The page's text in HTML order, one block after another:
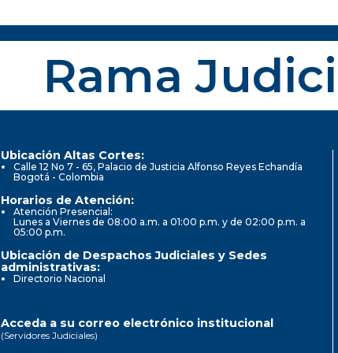
Rama
Ubicación Altas Cortes:
Calle 12 No 7 - 65, Palacio de Justicia Alfonso Reyes Echandía
Bogotá - Colombia
Horarios de Atención:
Atención Presencial:
Lunes a Viernes de 08:00 a.m. a 01:00 p.m. y de 02:00 p.m. a
05:00 p.m.
Ubicación de Despachos Judiciales y Sedes
administrativas:
Directorio Nacional
Acceda a su correo electrónico institucional
(Servidores Judiciales)